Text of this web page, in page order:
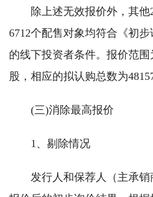
除上述无效报价外，其他
6712个配售对象均符合《初
的线下投资者条件。报价范围
股，相应的拟认购总数为
(三)消除最高报价
1、剔除情况
发行人和保荐人（主承销